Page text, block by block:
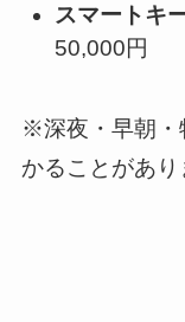
スマートキ
50,000円
※深夜・早朝・
かることがあり